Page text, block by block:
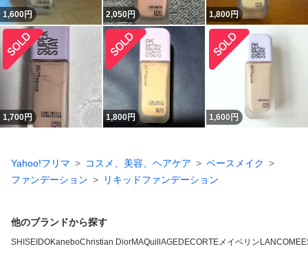
1,600円 2,050円 1,800円
1,700円 1,800円 1,600 円
Yahoo!フリマ コスメ、美容、ヘアケア
ベースメイク
ファンデーション
リキッドファンデーション
他のブランドから探す
SHISEIDOKaneboChristian DiorMAQuillAGEDECORTEメイベリン LANCOME